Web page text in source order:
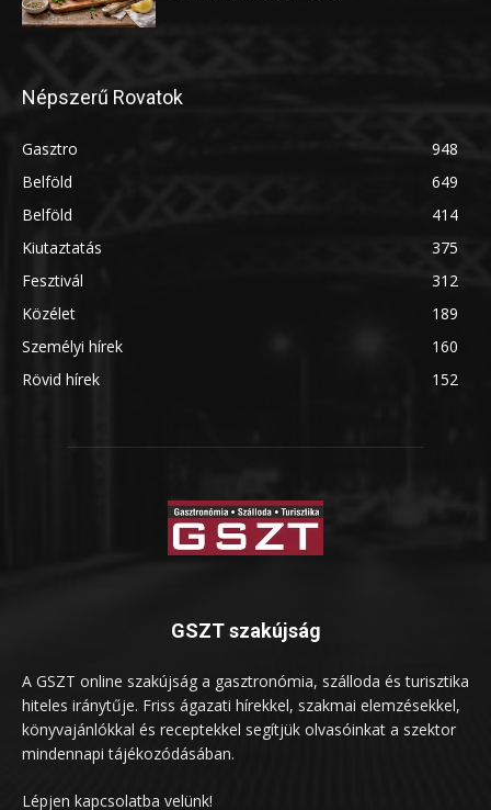
Népszerű Rovatok
Gasztro
948
Belföld
649
Belföld
414
Kiutaztatás
375
Fesztivál
312
Közélet
189
Személyi hírek
160
Rövid hírek
152
GSZT szakújság
A GSZT online szakújság a gasztronómia, szálloda és turisztika
hiteles iránytűje. Friss ágazati hírekkel, szakmai elemzésekkel,
könyvajánlókkal és receptekkel segítjük olvasóinkat a szektor
mindennapi tájékozódásában.
Lépjen kapcsolatba velünk!